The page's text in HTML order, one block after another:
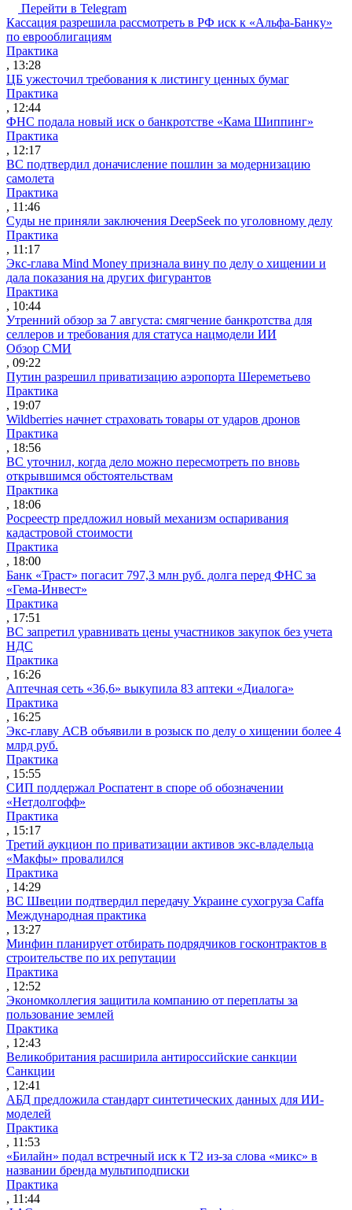
Перейти в Telegram
Кассация разрешила рассмотреть в РФ иск к «Альфа-Банку»
по еврооблигациям
Практика
, 13:28
ЦБ ужесточил требования к листингу ценных бумаг
Практика
, 12:44
ФНС подала новый иск о банкротстве «Кама Шиппинг»
Практика
, 12:17
ВС подтвердил доначисление пошлин за модернизацию
самолета
Практика
, 11:46
Суды не приняли заключения DeepSeek по уголовному делу
Практика
, 11:17
Экс-глава Mind Money признала вину по делу о хищении и
дала показания на других фигурантов
Практика
, 10:44
Утренний обзор за 7 августа: смягчение банкротства для
селлеров и требования для статуса нацмодели ИИ
Обзор СМИ
, 09:22
Путин разрешил приватизацию аэропорта Шереметьево
Практика
, 19:07
Wildberries начнет страховать товары от ударов дронов
Практика
, 18:56
ВС уточнил, когда дело можно пересмотреть по вновь
открывшимся обстоятельствам
Практика
, 18:06
Росреестр предложил новый механизм оспаривания
кадастровой стоимости
Практика
, 18:00
Банк «Траст» погасит 797,3 млн руб. долга перед ФНС за
«Гема-Инвест»
Практика
, 17:51
ВС запретил уравнивать цены участников закупок без учета
НДС
Практика
, 16:26
Аптечная сеть «36,6» выкупила 83 аптеки «Диалога»
Практика
, 16:25
Экс-главу АСВ объявили в розыск по делу о хищении более 4
млрд руб.
Практика
, 15:55
СИП поддержал Роспатент в споре об обозначении
«Нетдолгофф»
Практика
, 15:17
Третий аукцион по приватизации активов экс-владельца
«Макфы» провалился
Практика
, 14:29
ВС Швеции подтвердил передачу Украине сухогруза Caffa
Международная практика
, 13:27
Минфин планирует отбирать подрядчиков госконтрактов в
строительстве по их репутации
Практика
, 12:52
Экономколлегия защитила компанию от переплаты за
пользование землей
Практика
, 12:43
Великобритания расширила антироссийские санкции
Санкции
, 12:41
АБД предложила стандарт синтетических данных для ИИ-
моделей
Практика
, 11:53
«Билайн» подал встречный иск к Т2 из-за слова «микс» в
названии бренда мультиподписки
Практика
, 11:44